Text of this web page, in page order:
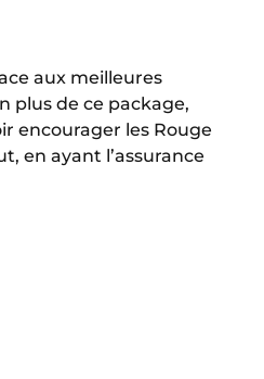
aux meilleures
plus de ce package,
encourager les Rouge
en ayant l’assurance